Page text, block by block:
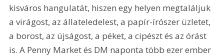
kisváros hangulatát, hiszen egy helyen megtaláljuk
a virágost, az állateledelest, a papír-írószer üzletet,
a borost, az újságost, a péket, a cipészt és az órást
is. A Penny Market és DM naponta több ezer ember